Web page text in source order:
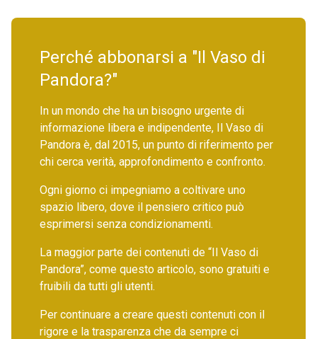
Perché abbonarsi a "Il Vaso di
Pandora?"
In un mondo che ha un bisogno urgente di
informazione libera e indipendente, Il Vaso di
Pandora è, dal 2015, un punto di riferimento per
chi cerca verità, approfondimento e confronto.
Ogni giorno ci impegniamo a coltivare uno
spazio libero, dove il pensiero critico può
esprimersi senza condizionamenti.
La maggior parte dei contenuti de “Il Vaso di
Pandora”, come questo articolo, sono gratuiti e
fruibili da tutti gli utenti.
Per continuare a creare questi contenuti con il
rigore e la trasparenza che da sempre ci